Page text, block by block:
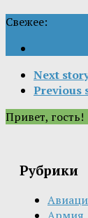
Свежее:
Next
Previous
Привет, гость!
Рубрики